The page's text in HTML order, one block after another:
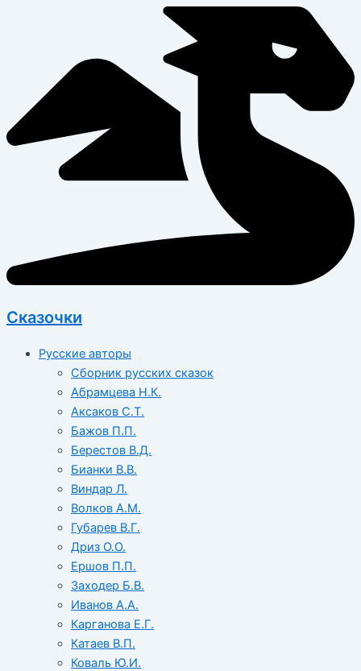
Сказочки
Русские авторы
Сборник русских сказок
Абрамцева Н.К.
Аксаков С.Т.
Бажов П.П.
Берестов В.Д.
Бианки В.В.
Виндар Л.
Волков А.М.
Губарев В.Г.
Дриз О.О.
Ершов П.П.
Заходер Б.В.
Иванов А.А.
Карганова Е.Г.
Катаев В.П.
Коваль Ю.И.